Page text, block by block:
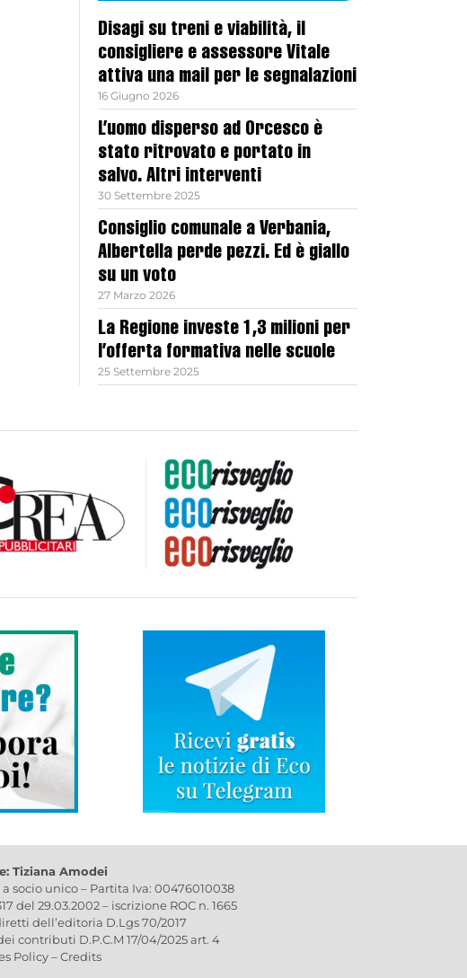
Disagi su treni e viabilità, il
consigliere e assessore Vitale
attiva una mail per le segnalazioni
16 Giugno 2026
L’uomo disperso ad Orcesco è
stato ritrovato e portato in
salvo. Altri interventi
30 Settembre 2025
Consiglio comunale a Verbania,
Albertella perde pezzi. Ed è giallo
su un voto
27 Marzo 2026
La Regione investe 1,3 milioni per
l’offerta formativa nelle scuole
25 Settembre 2025
Tiziana Amodei
socio unico – Partita Iva: 00476010038
del 29.03.2002 – iscrizione ROC n. 1665
dell’editoria D.Lgs 70/2017
contributi D.P.C.M 17/04/2025 art. 4
Policy–Credits